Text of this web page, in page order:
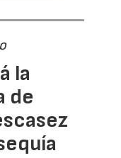
la
de